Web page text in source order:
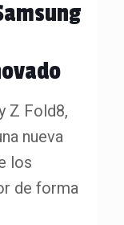
Z Fold8,
nueva
los
de forma